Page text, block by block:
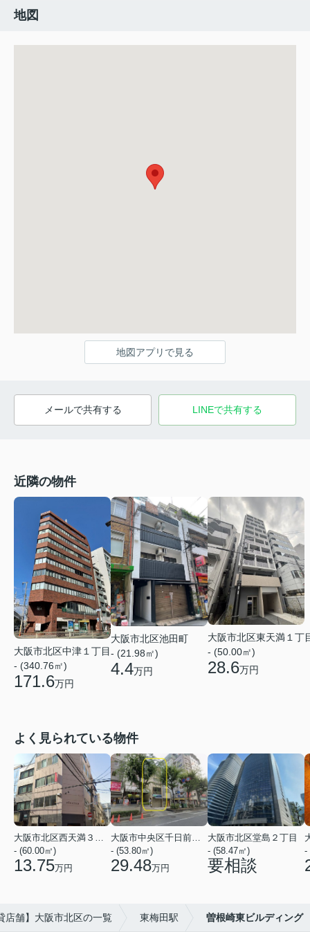
地図
地図アプリで見る
メールで共有する LINEで共有する
近隣の物件
大阪市北区中津１丁目
- (340.76㎡)
171.6万円
大阪市北区池田町
- (21.98㎡)
4.4万円
大阪市北区東天満１丁
- (50.00㎡)
28.6万円
よく見られている物件
大阪市北区西天満３丁目
- (60.00㎡)
13.75万円
大阪市中央区千日前１丁目
- (53.80㎡)
29.48万円
大阪市北区堂島２丁目
- (58.47㎡)
要相談
-
店舗】大阪市北区の一覧 東梅田駅 曽根崎東ビルディング